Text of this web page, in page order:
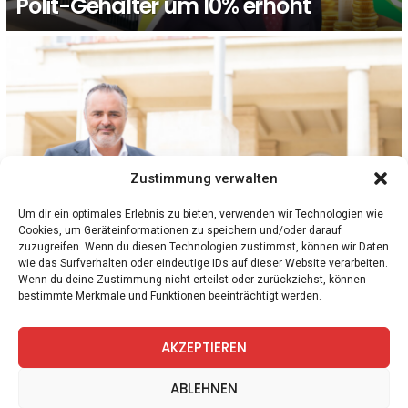
Zustimmung verwalten
Um dir ein optimales Erlebnis zu bieten, verwenden wir Technologien wie
Cookies, um Geräteinformationen zu speichern und/oder darauf
zuzugreifen. Wenn du diesen Technologien zustimmst, können wir Daten
wie das Surfverhalten oder eindeutige IDs auf dieser Website verarbeiten.
Wenn du deine Zustimmung nicht erteilst oder zurückziehst, können
bestimmte Merkmale und Funktionen beeinträchtigt werden.
AKZEPTIEREN
ABLEHNEN
BURGENLAND
Doskozil verordnet burgenländischen
Politikern Nulllohnrunde
twitter